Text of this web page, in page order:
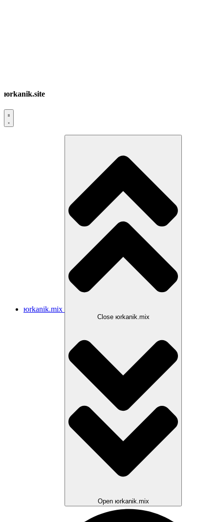
юrkanik.site
юrkanik.mix
Close юrkanik.mix
Open юrkanik.mix